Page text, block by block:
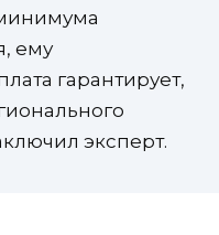
ему
гарантирует,
эксперт.